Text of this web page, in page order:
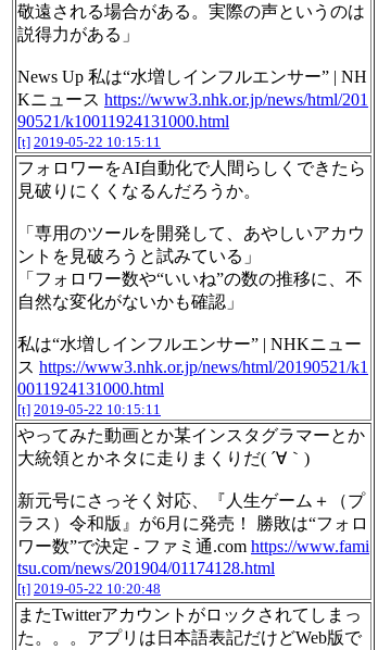
敬遠される場合がある。実際の声というのは
説得力がある」
News Up 私は“水増しインフルエンサー” | NH
Kニュース https://www3.nhk.or.jp/news/html/201
90521/k10011924131000.html
[t] 2019-05-22 10:15:11
フォロワーをAI自動化で人間らしくできたら
見破りにくくなるんだろうか。
「専用のツールを開発して、あやしいアカウ
ントを見破ろうと試みている」
「フォロワー数や“いいね”の数の推移に、不
自然な変化がないかも確認」
私は“水増しインフルエンサー” | NHKニュー
ス https://www3.nhk.or.jp/news/html/20190521/k1
0011924131000.html
[t] 2019-05-22 10:15:11
やってみた動画とか某インスタグラマーとか
大統領とかネタに走りまくりだ( ´∀｀)
新元号にさっそく対応、『人生ゲーム＋（プ
ラス）令和版』が6月に発売！ 勝敗は“フォロ
ワー数”で決定 - ファミ通.com https://www.fami
tsu.com/news/201904/01174128.html
[t] 2019-05-22 10:20:48
またTwitterアカウントがロックされてしまっ
た。。。アプリは日本語表記だけどWeb版で